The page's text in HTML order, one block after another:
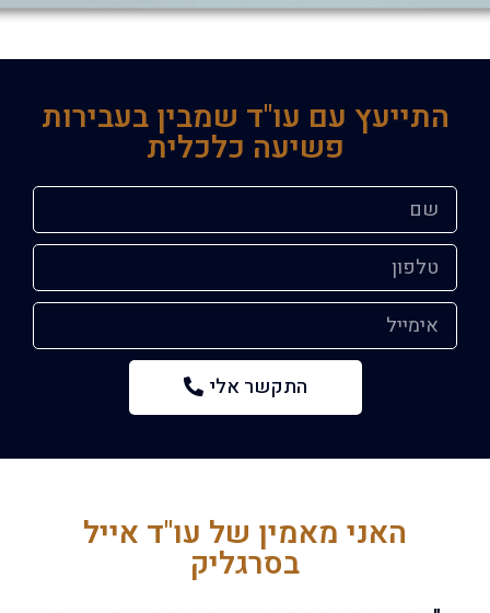
התייעץ עם עו"ד שמבין בעבירות
פשיעה כלכלית
התקשר אלי
האני מאמין של עו"ד אייל
בסרגליק